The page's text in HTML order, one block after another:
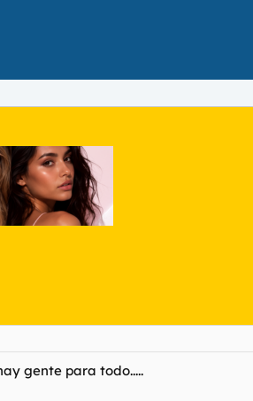
gente para todo.....